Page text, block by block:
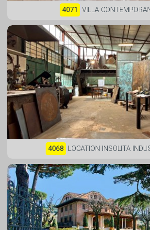
4071 VILLA
4068 LOCATION INSOLITA